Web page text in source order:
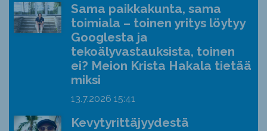
Sama paikkakunta, sama
toimiala – toinen yritys löytyy
Googlesta ja
tekoälyvastauksista, toinen
ei? Meion Krista Hakala tietää
miksi
13.7.2026 15:41
Kevytyrittäjyydestä